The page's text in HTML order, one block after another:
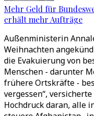
Mehr Geld für
erhält mehr Aufträge
Außenministerin
Weihnachten
die Evakuierung von
Menschen - darunter
frühere Ortskräfte -
vergessen“,
Hochdruck daran, alle